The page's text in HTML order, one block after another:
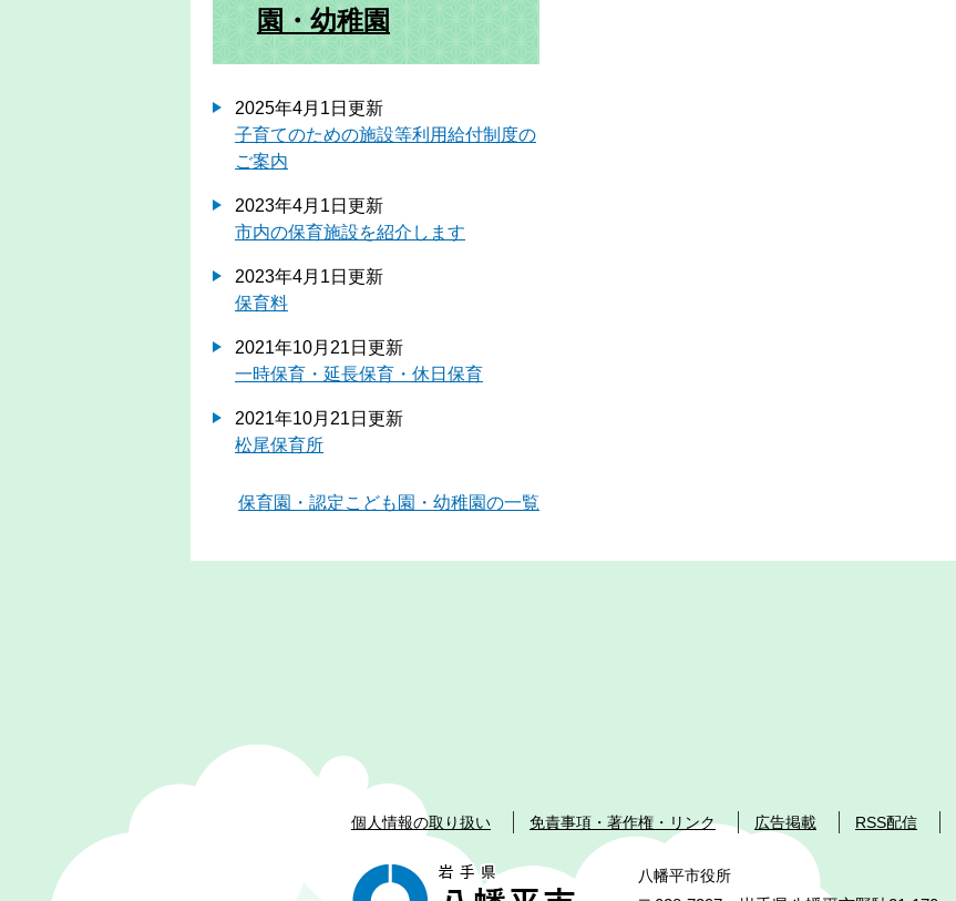
園・幼稚園
2025年4月1日更新
子育てのための施設等利用給付制度の
ご案内
2023年4月1日更新
市内の保育施設を紹介します
2023年4月1日更新
保育料
2021年10月21日更新
一時保育・延長保育・休日保育
2021年10月21日更新
松尾保育所
保育園・認定こども園・幼稚園の一覧
個人情報の取り扱い 免責事項・著作権・リンク 広告掲載 RSS配信
八幡平市役所